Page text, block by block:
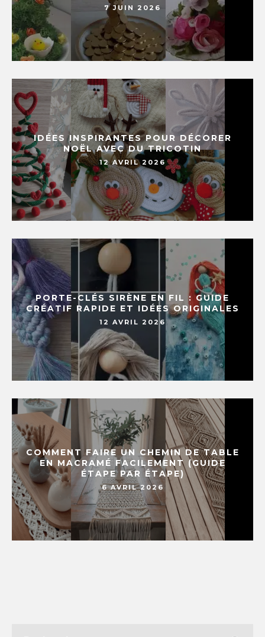
7 JUIN 2026
IDÉES INSPIRANTES POUR DÉCORER
NOËL AVEC DU TRICOTIN
12 AVRIL 2026
PORTE-CLÉS SIRÈNE EN FIL : GUIDE
CRÉATIF RAPIDE ET IDÉES ORIGINALES
12 AVRIL 2026
COMMENT FAIRE UN CHEMIN DE TABLE
EN MACRAMÉ FACILEMENT (GUIDE
ÉTAPE PAR ÉTAPE)
6 AVRIL 2026